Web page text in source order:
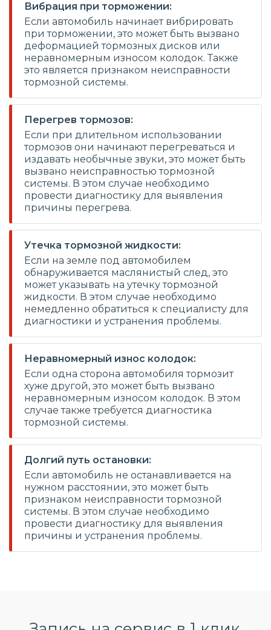
Вибрация при торможении:
Если автомобиль начинает вибрировать
при торможении, это может быть вызвано
деформацией тормозных дисков или
неравномерным износом колодок. Также
это является признаком неисправности
тормозной системы.
Перегрев тормозов:
Если при длительном использовании
тормозов они начинают перегреваться и
издавать необычные звуки, это может быть
вызвано неисправностью тормозной
системы. В этом случае необходимо
провести диагностику для выявления
причины перегрева.
Утечка тормозной жидкости:
Если на земле под автомобилем
обнаруживается маслянистый след, это
может указывать на утечку тормозной
жидкости. В этом случае необходимо
немедленно обратиться к специалисту для
диагностики и устранения проблемы.
Неравномерный износ колодок:
Если одна сторона автомобиля тормозит
хуже другой, это может быть вызвано
неравномерным износом колодок. В этом
случае также требуется диагностика
тормозной системы.
Долгий путь остановки:
Если автомобиль не останавливается на
нужном расстоянии, это может быть
признаком неисправности тормозной
системы. В этом случае необходимо
провести диагностику для выявления
причины и устранения проблемы.